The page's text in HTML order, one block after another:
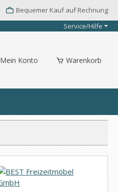
Bequemer Kauf auf Rechnung
Service/Hilfe
Mein Konto Warenkorb